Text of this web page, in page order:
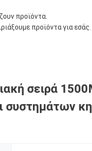
προϊόντα.
προϊόντα για εσάς.
σειρά
συστημάτων